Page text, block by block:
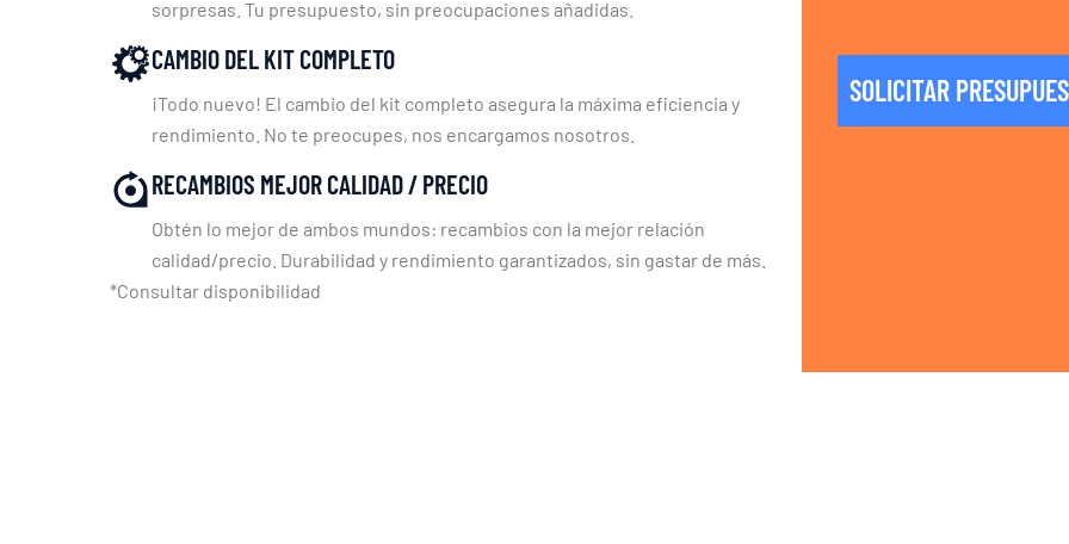
sorpresas. Tu presupuesto, sin preocupaciones añadidas.
CAMBIO DEL KIT COMPLETO
¡Todo nuevo! El cambio del kit completo asegura la máxima eficiencia y
rendimiento. No te preocupes, nos encargamos nosotros.
RECAMBIOS MEJOR CALIDAD / PRECIO
Obtén lo mejor de ambos mundos: recambios con la mejor relación
calidad/precio. Durabilidad y rendimiento garantizados, sin gastar de más.
*Consultar disponibilidad
SOLICITAR